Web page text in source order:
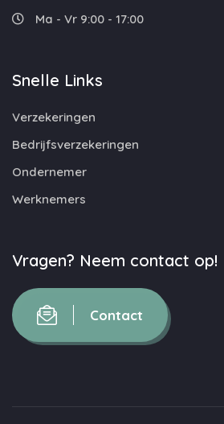
Ma - Vr 9:00 - 17:00
Snelle Links
Verzekeringen
Bedrijfsverzekeringen
Ondernemer
Werknemers
Vragen? Neem contact op!
Contact